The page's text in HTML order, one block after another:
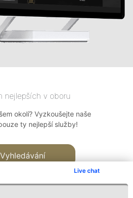
Live chat
nejlepších v oboru
okolí? Vyzkoušejte naše
ty nejlepší služby!
Vyhledávání